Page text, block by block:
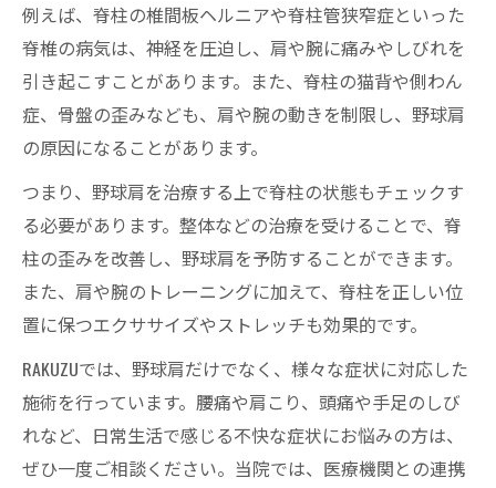
例えば、脊柱の椎間板ヘルニアや脊柱管狭窄症といった
脊椎の病気は、神経を圧迫し、肩や腕に痛みやしびれを
引き起こすことがあります。また、脊柱の猫背や側わん
症、骨盤の歪みなども、肩や腕の動きを制限し、野球肩
の原因になることがあります。
つまり、野球肩を治療する上で脊柱の状態もチェックす
る必要があります。整体などの治療を受けることで、脊
柱の歪みを改善し、野球肩を予防することができます。
また、肩や腕のトレーニングに加えて、脊柱を正しい位
置に保つエクササイズやストレッチも効果的です。
RAKUZUでは、野球肩だけでなく、様々な症状に対応した
施術を行っています。腰痛や肩こり、頭痛や手足のしび
れなど、日常生活で感じる不快な症状にお悩みの方は、
ぜひ一度ご相談ください。当院では、医療機関との連携